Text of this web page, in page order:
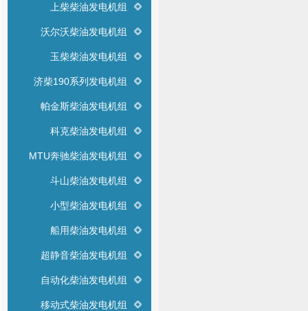
上柴柴油发电机组
沃尔沃柴油发电机组
玉柴柴油发电机组
济柴190系列发电机组
帕金斯柴油发电机组
科克柴油发电机组
MTU奔驰柴油发电机组
斗山柴油发电机组
小型柴油发电机组
船用柴油发电机组
超静音柴油发电机组
自动化柴油发电机组
移动式柴油发电机组